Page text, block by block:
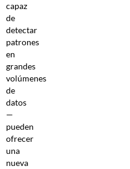
capaz
de
detectar
patrones
en
grandes
volúmenes
de
datos
—
pueden
ofrecer
una
nueva